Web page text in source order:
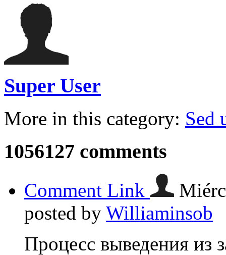
Super User
More in this category: Sed
1056127 comments
Comment Link
posted by Williaminsob
Процесс выведения из